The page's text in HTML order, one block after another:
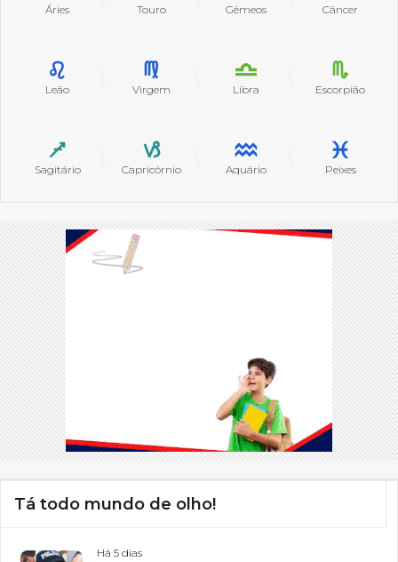
Áries Touro Gêmeos Câncer
Leão Virgem Libra Escorpião
Sagitário Capricórnio Aquário Peixes
Tá todo mundo de olho!
Há 5 dias